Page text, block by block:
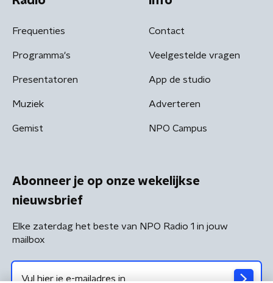
Frequenties
Programma's
Presentatoren
Muziek
Gemist
Contact
Veelgestelde vragen
App de studio
Adverteren
NPO Campus
Abonneer je op onze wekelijkse
nieuwsbrief
Elke zaterdag het beste van NPO Radio 1 in jouw
mailbox